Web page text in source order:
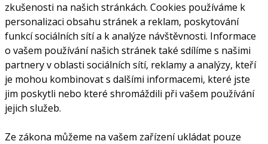
zkušenosti na našich stránkách. Cookies používáme k
personalizaci obsahu stránek a reklam, poskytování
funkcí sociálních sítí a k analýze návštěvnosti. Informace
o vašem používání našich stránek také sdílíme s našimi
partnery v oblasti sociálních sítí, reklamy a analýzy, kteří
je mohou kombinovat s dalšími informacemi, které jste
jim poskytli nebo které shromáždili při vašem používání
jejich služeb.
Ze zákona můžeme na vašem zařízení ukládat pouze